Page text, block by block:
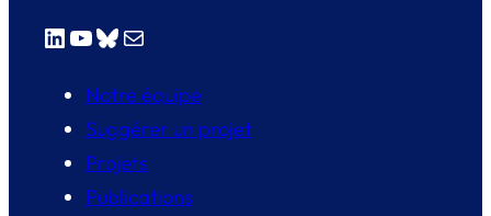
LinkedIn
YouTube
Bluesky
E-mail
Notre équipe
Suggérer un projet
Projets
Publications